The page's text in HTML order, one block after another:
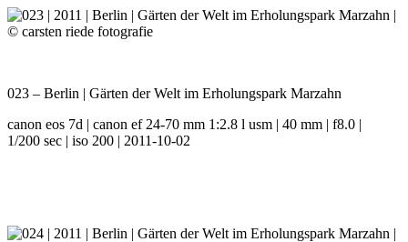
023 – Berlin | Gärten der Welt im Erholungspark Marzahn
canon eos 7d | canon ef 24-70 mm 1:2.8 l usm | 40 mm | f8.0 |
1/200 sec | iso 200 | 2011-10-02